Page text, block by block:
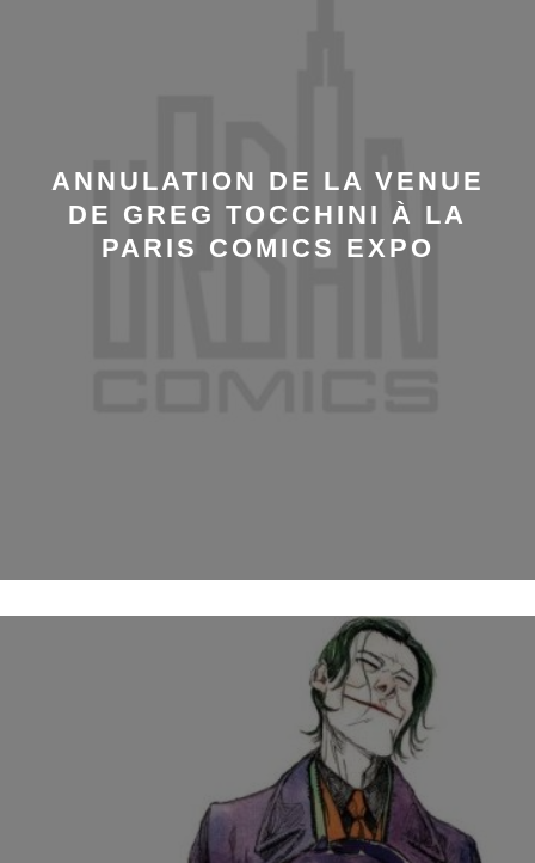
ANNULATION DE LA VENUE
DE GREG TOCCHINI À LA
PARIS COMICS EXPO